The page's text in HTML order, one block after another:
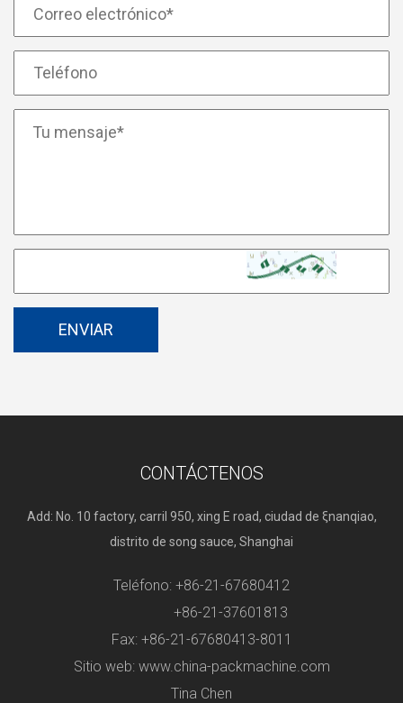
CONTÁCTENOS
Add: No. 10 factory, carril 950, xing E road, ciudad de ξnanqiao,
distrito de song sauce, Shanghai
Teléfono: +86-21-67680412
+86-21-37601813
Fax: +86-21-67680413-8011
Sitio web: www.china-packmachine.com
Tina Chen